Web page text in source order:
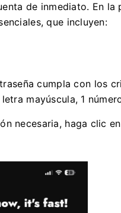
de inmediato. En la
que incluyen:
cumpla con los
mayúscula, 1
necesaria, haga clic en